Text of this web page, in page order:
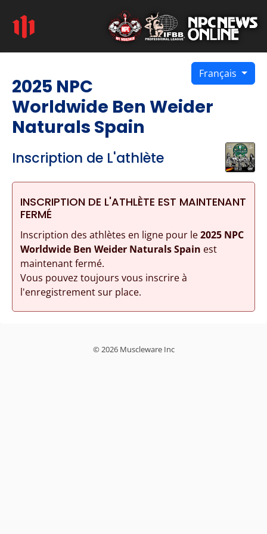
Français
2025 NPC
Worldwide Ben Weider
Naturals Spain
Inscription de L'athlète
INSCRIPTION DE L'ATHLÈTE EST MAINTENANT
FERMÉ
Inscription des athlètes en ligne pour le2025 NPC
Worldwide Ben Weider Naturals Spain est
maintenant fermé.
Vous pouvez toujours vous inscrire à
l'enregistrement sur place.
© 2026 Muscleware Inc